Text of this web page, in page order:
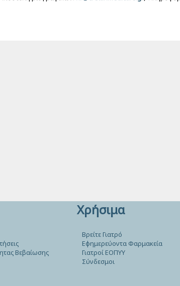
Βεβαίωσης
Χρήσιμα
Βρείτε Γιατρό
Εφημερεύοντα Φαρμακεία
Γιατροί ΕΟΠΥΥ
Σύνδεσμοι